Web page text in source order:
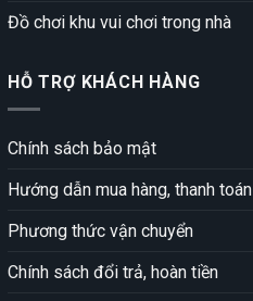
Đồ chơi khu vui chơi trong nhà
HỖ TRỢ KHÁCH HÀNG
Chính sách bảo mật
Hướng dẫn mua hàng, thanh toán
Phương thức vận chuyển
Chính sách đổi trả, hoàn tiền